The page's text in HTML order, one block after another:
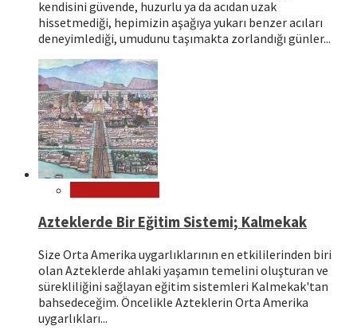
kendisini güvende, huzurlu ya da acıdan uzak
hissetmediği, hepimizin aşağıya yukarı benzer acıları
deneyimlediği, umudunu taşımakta zorlandığı günler...
Azteklerde Bir Eğitim Sistemi; Kalmekak
Size Orta Amerika uygarlıklarının en etkililerinden biri
olan Azteklerde ahlaki yaşamın temelini oluşturan ve
sürekliliğini sağlayan eğitim sistemleri Kalmekak'tan
bahsedeceğim. Öncelikle Azteklerin Orta Amerika
uygarlıkları...